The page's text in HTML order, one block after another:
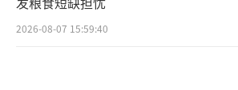
2026-08-07 15:59:40